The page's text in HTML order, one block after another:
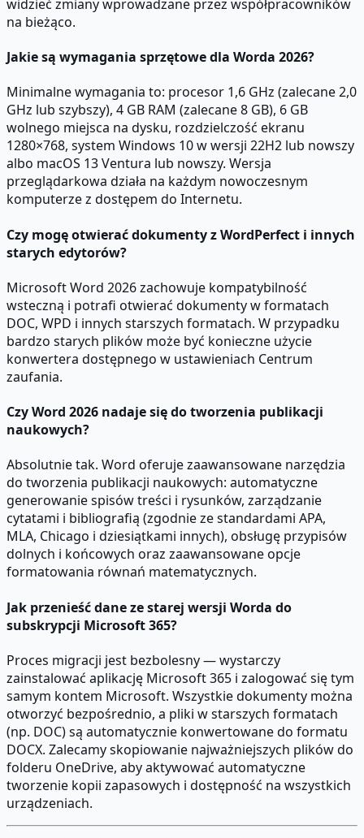
widzieć zmiany wprowadzane przez współpracowników
na bieżąco.
Jakie są wymagania sprzętowe dla Worda 2026?
Minimalne wymagania to: procesor 1,6 GHz (zalecane 2,0
GHz lub szybszy), 4 GB RAM (zalecane 8 GB), 6 GB
wolnego miejsca na dysku, rozdzielczość ekranu
1280×768, system Windows 10 w wersji 22H2 lub nowszy
albo macOS 13 Ventura lub nowszy. Wersja
przeglądarkowa działa na każdym nowoczesnym
komputerze z dostępem do Internetu.
Czy mogę otwierać dokumenty z WordPerfect i innych
starych edytorów?
Microsoft Word 2026 zachowuje kompatybilność
wsteczną i potrafi otwierać dokumenty w formatach
DOC, WPD i innych starszych formatach. W przypadku
bardzo starych plików może być konieczne użycie
konwertera dostępnego w ustawieniach Centrum
zaufania.
Czy Word 2026 nadaje się do tworzenia publikacji
naukowych?
Absolutnie tak. Word oferuje zaawansowane narzędzia
do tworzenia publikacji naukowych: automatyczne
generowanie spisów treści i rysunków, zarządzanie
cytatami i bibliografią (zgodnie ze standardami APA,
MLA, Chicago i dziesiątkami innych), obsługę przypisów
dolnych i końcowych oraz zaawansowane opcje
formatowania równań matematycznych.
Jak przenieść dane ze starej wersji Worda do
subskrypcji Microsoft 365?
Proces migracji jest bezbolesny — wystarczy
zainstalować aplikację Microsoft 365 i zalogować się tym
samym kontem Microsoft. Wszystkie dokumenty można
otworzyć bezpośrednio, a pliki w starszych formatach
(np. DOC) są automatycznie konwertowane do formatu
DOCX. Zalecamy skopiowanie najważniejszych plików do
folderu OneDrive, aby aktywować automatyczne
tworzenie kopii zapasowych i dostępność na wszystkich
urządzeniach.